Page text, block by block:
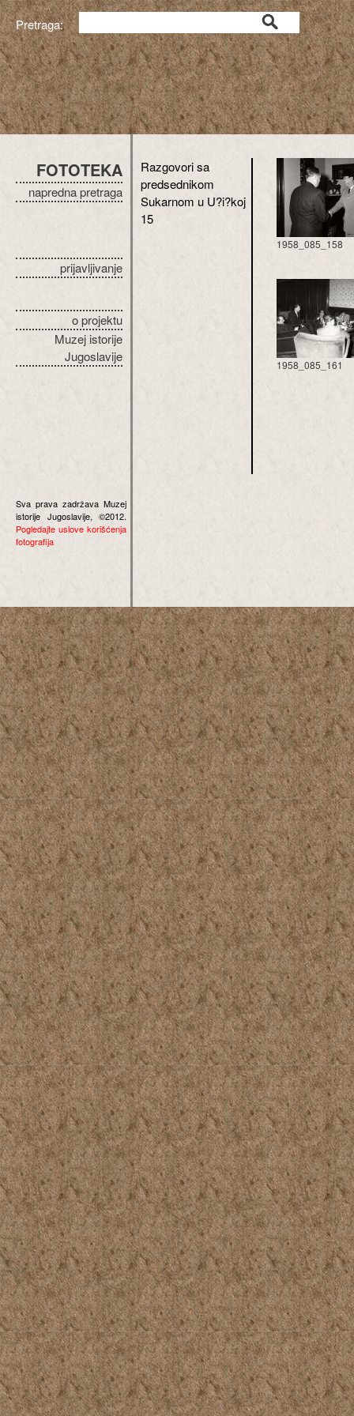
Pretraga:
FOTOTEKA
napredna pretraga
prijavljivanje
o projektu
Muzej istorije
Jugoslavije
Sva prava zadržava Muzej
istorije Jugoslavije, ©2012.
Pogledajte uslove korišćenja
fotografija
Razgovori sa
predsednikom
Sukarnom u U?i?koj
15
1958_085_158
1958_085_161